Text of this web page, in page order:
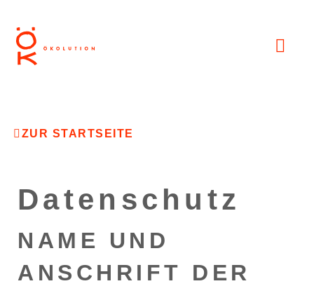
ZUR STARTSEITE
Datenschutz
NAME UND
ANSCHRIFT DER